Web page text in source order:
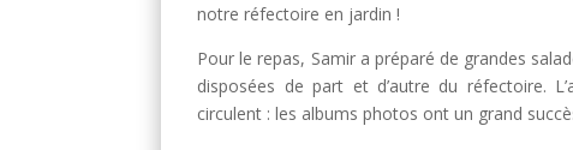
notre réfectoire en jardin !
Pour le repas, Samir a préparé de grandes
disposées de part et d’autre du réfectoire.
circulent : les albums photos ont un grand